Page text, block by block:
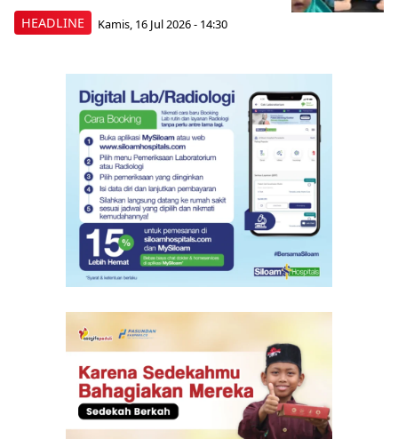
HEADLINE Kamis, 16 Jul 2026 - 14:30